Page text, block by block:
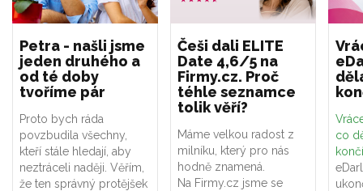
Petra - našli jsme
jeden druhého a
od té doby
tvoříme pár
Proto bych ráda
povzbudila všechny,
kteří stále hledají, aby
neztráceli naději. Věřím,
že ten správný protějšek
Češi dali ELITE
Date 4,6/5 na
Firmy.cz. Proč
téhle seznamce
tolik věří?
Máme velkou radost z
milníku, který pro nás
hodně znamená.
Na Firmy.cz jsme se
co